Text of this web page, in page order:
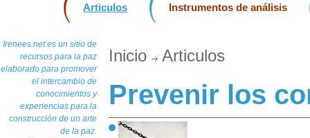
Articulos Instrumentos de análisis
Irenees.net es un sitio de
recursos para la paz
elaborado para promover
el intercambio de
conocimientos y
experiencias para la
construcción de un arte
de la paz.
Inicio Articulos
Prevenir los